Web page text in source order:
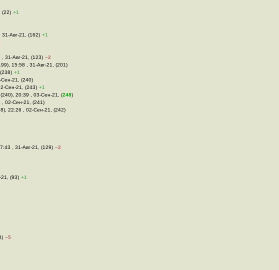
(22) +1
31-Авг-21, (162) +1
, 31-Авг-21, (123) –2
15:58 , 31-Авг-21, (201)
+1
21, (240)
Сен-21, (243) +1
(240), 20:39 , 03-Сен-21, (248)
, 02-Сен-21, (241)
22:26 , 02-Сен-21, (242)
, 31-Авг-21, (129) –2
21, (93) +1
–5